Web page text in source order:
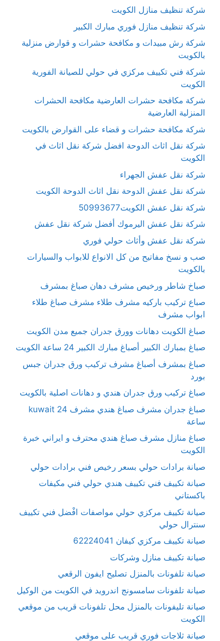
شركة تنظيف منازل الكويت
شركة تنظيف منازل فوري مبارك الكبير
شركة رش مبيدات و مكافحة حشرات و قوارض منزلية
بالكويت
شركة فني تكييف مركزي في حولي للصيانة الفورية
الكويت
شركة مكافحة حشرات العارضية مكافحة الحشرات
المنزلية العارضية
شركة مكافحة حشرات و قضاء على القوارض بالكويت
شركة نقل اثاث الدوحة افضل شركة نقل اثاث في
الكويت
شركة نقل عفش الجهراء
شركة نقل عفش الدوحة نقل اثاث الدوحة الكويت
شركة نقل عفش الكويت50993677
شركة نقل عفش اليرموك أفضل شركة نقل عفش
شركة نقل عفش وأثاث حولي فوري
صب و نسخ مفاتيح من كل الانواع للابواب والسيارات
بالكويت
صباخ شاطر ورخيص مشرف دهان صباغ بمشرف
صباع تركيب باركيه مشرف طلاء مشرف صباغ طلاء
ابواب مشرف
صباغ الكويت دهانات وورق جدران جميع مدن الكويت
صباغ بمبارك الكبير أصباغ مبارك الكبير 24 ساعة الكويت
صباغ بمشرف أصباغ مشرف تركيب ورق جدران جبس
بورد
صباغ تركيب ورق جدران هندي و دهانات اصلية بالكويت
صباغ جدران مشرف صباغ هندي مشرف kuwait 24
ساعة
صباغ منازل مشرف صباغ هندي محترف و ايراني خبرة
الكويت
صيانة برادات حولي بسعر رخيص فني برادات حولي
صيانة تكييف فني تكييف هندي حولي فني مكيفات
باكستاني
صيانة تكييف مركزي حولي مواصفات افْضل فني تكييف
سنترال حولي
صيانة تكييف مركزي كيفان 62224041
صيانة تكييف منازل وشركات
صيانة تلفونات بالمنزل تصليح ايفون الرقعي
صيانة تلفونات سامسونج اندرويد في الكويت من الوكيل
صيانة تليفونات بالمنزل محل تلفونات قريب من موقعي
الكويت
صيانة ثلاجات فوري قريب على موقعي